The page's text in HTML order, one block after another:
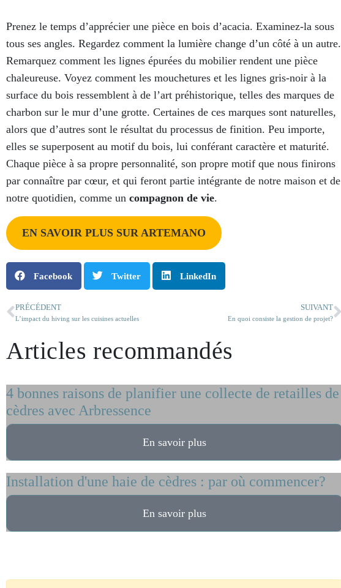
Prenez le temps d’apprécier une pièce en bois d’acacia. Examinez-la sous
tous ses angles. Regardez comment la lumière change d’un côté à un autre.
Remarquez comment les lignes épurées du mobilier rendent une pièce
chaleureuse. Voyez comment les mouchetures et les lignes gris-noir à la
surface du bois ressemblent à de l’art préhistorique, telles des marques de
charbon sur le mur d’une grotte. Certaines de ces marques sont naturelles,
alors que d’autres sont le résultat du processus de finition. Peu importe,
elles se superposent au motif du bois, lui conférant caractère et maturité.
Chaque pièce à sa propre personnalité, son propre motif que nous finirons
par connaître par cœur, et qui feront partie intégrante de notre maison et de
notre quotidien, comme un compagnon de vie.
EN SAVOIR PLUS SUR ARTEMANO
Facebook Twitter LinkedIn
PRÉCÉDENT
L’impact du hiving sur les cuisines actuelles
SUIVANT
En quoi consiste la gestion de projet?
Articles recommandés
4 bonnes raisons de planifier une collecte de retailles de
cèdres avec Arbressence
En savoir plus
Installation d'une haie de cèdres : par où commencer?
En savoir plus